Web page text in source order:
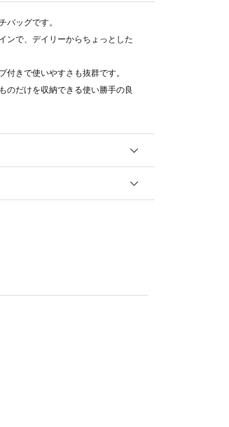
ッグです。
ンで、デイリーからちょっとした
きで使いやすさも抜群です。
のだけを収納できる使い勝手の良